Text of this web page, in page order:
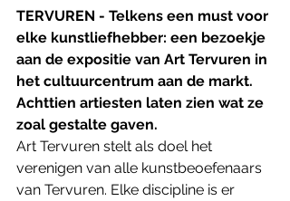
TERVUREN - Telkens een must voor
elke kunstliefhebber: een bezoekje
aan de expositie van Art Tervuren in
het cultuurcentrum aan de markt.
Achttien artiesten laten zien wat ze
zoal gestalte gaven.
Art Tervuren stelt als doel het
verenigen van alle kunstbeoefenaars
van Tervuren. Elke discipline is er